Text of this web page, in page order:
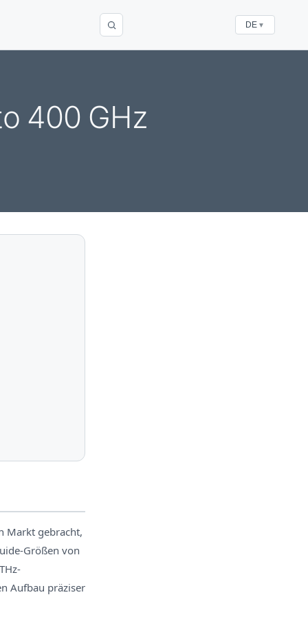
DE ▼
400 GHz
Markt gebracht,
Größen von
Aufbau präziser